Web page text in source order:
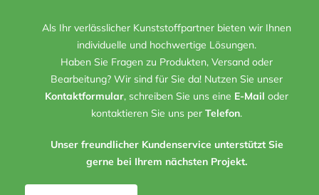
Als Ihr verlässlicher Kunststoffpartner bieten wir Ihnen
individuelle und hochwertige Lösungen.
Haben Sie Fragen zu Produkten, Versand oder
Bearbeitung? Wir sind für Sie da! Nutzen Sie unser
Kontaktformular, schreiben Sie uns eine E-Mail oder
kontaktieren Sie uns per Telefon.
Unser freundlicher Kundenservice unterstützt Sie
gerne bei Ihrem nächsten Projekt.